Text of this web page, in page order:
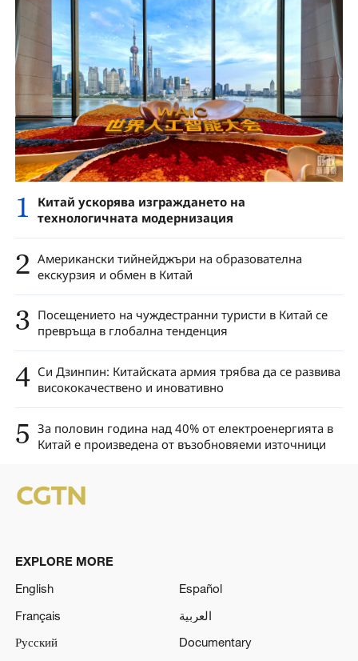
1
Китай ускорява изграждането на
технологичната модернизация
2 Американски тийнейджъри на образователна
екскурзия и обмен в Китай
3 Посещението на чуждестранни туристи в Китай се
превръща в глобална тенденция
4 Си Дзинпин: Китайската армия трябва да се развива
висококачествено и иновативно
5 За половин година над 40% от електроенергията в
Китай е произведена от възобновяеми източници
EXPLORE MORE
English
Español
Français
العربية
Русский
Documentary